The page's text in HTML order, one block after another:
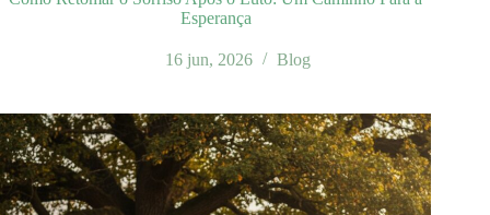
Esperança
16 jun, 2026 Blog